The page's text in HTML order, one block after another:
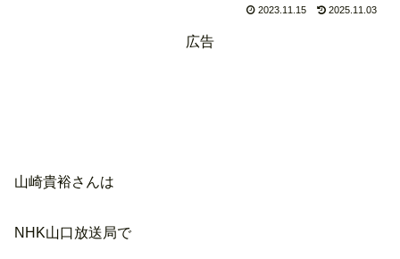
2023.11.15 2025.11.03
広告
山崎貴裕さんは
NHK山口放送局で